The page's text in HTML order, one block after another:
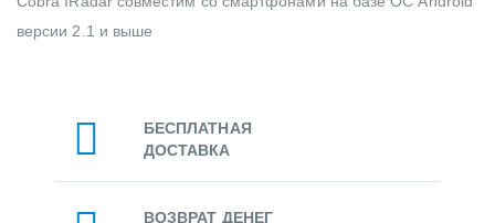
версии 2.1 и выше
БЕСПЛАТНАЯ
ДОСТАВКА
ВОЗВРАТ ДЕНЕГ